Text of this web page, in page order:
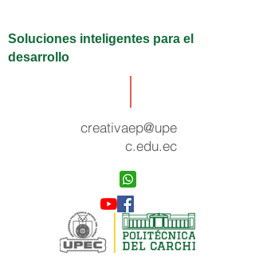
Soluciones inteligentes para el
desarrollo
creativaep@upe
c.edu.ec